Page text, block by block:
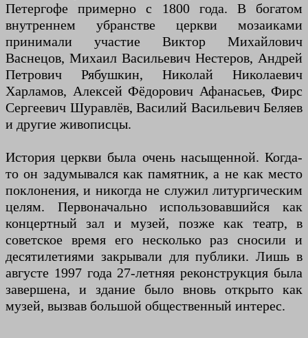
Петергофе примерно с 1800 года. В богатом
внутреннем убранстве церкви мозаиками
принимали участие Виктор Михайлович
Васнецов, Михаил Васильевич Нестеров, Андрей
Петрович Рябушкин, Николай Николаевич
Харламов, Алексей Фёдорович Афанасьев, Фирс
Сергеевич Шуравлёв, Василий Васильевич Беляев
и другие живописцы.
История церкви была очень насыщенной. Когда-
то он задумывался как памятник, а не как место
поклонения, и никогда не служил литургическим
целям. Первоначально использовавшийся как
концертный зал и музей, позже как театр, в
советское время его несколько раз сносили и
десятилетиями закрывали для публики. Лишь в
августе 1997 года 27-летняя реконструкция была
завершена, и здание было вновь открыто как
музей, вызвав большой общественный интерес.